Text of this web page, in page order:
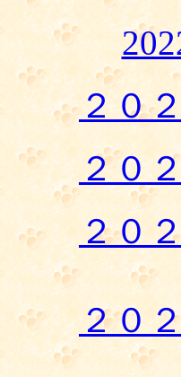
２０
２０
２０
２０